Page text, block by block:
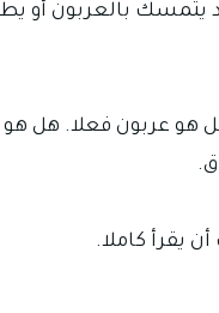
بالعربون أو
هو عربون فعلا. هل
يقرأ كاملا.